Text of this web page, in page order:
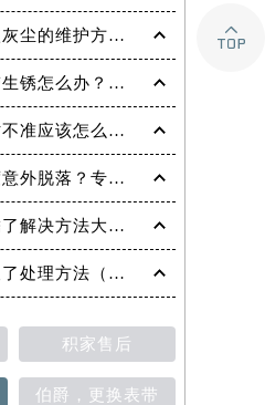
积家手表进入灰尘的维护方法（处理办法）
积家手表表带生锈怎么办？（积家手表去除锈迹的四种方法）
积家手表走时不准应该怎么办?(走时不准的处理方法)
积家腕表刻度意外脱落？专业应对策略在这里
积家手表生锈了解决方法大全（有效保养与修复指南）
积家发条拧反了处理方法（手表维修的正确步骤与技巧）
积家售后
伯爵，更换表带
